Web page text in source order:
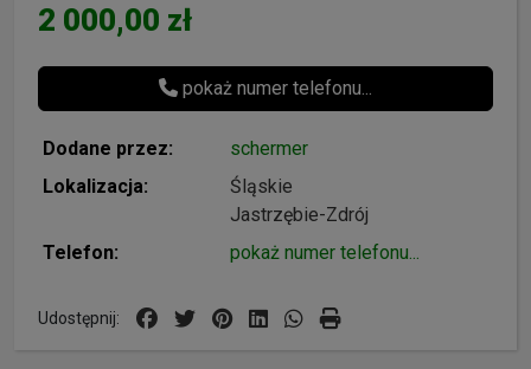
2 000,00 zł
pokaż numer telefonu...
Dodane przez:
schermer
Lokalizacja:
Śląskie
Jastrzębie-Zdrój
Telefon:
pokaż numer telefonu...
Udostępnij: